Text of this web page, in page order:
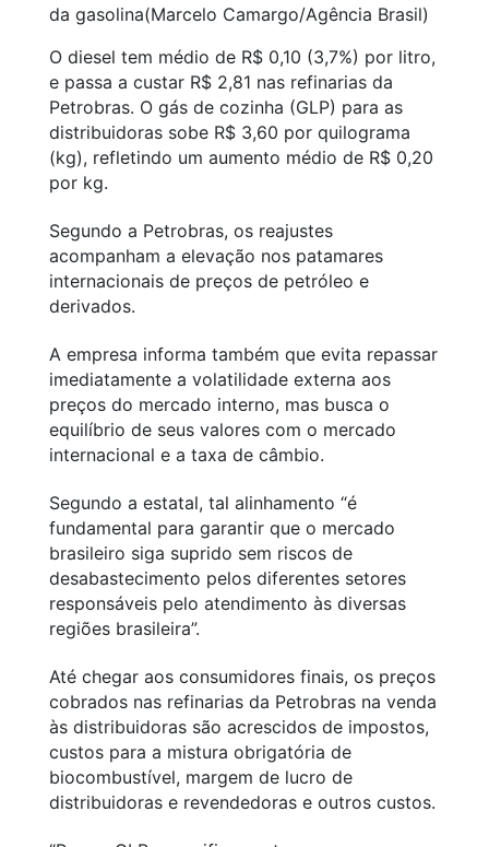
da gasolina(Marcelo Camargo/Agência Brasil)
O diesel tem médio de R$ 0,10 (3,7%) por litro,
e passa a custar R$ 2,81 nas refinarias da
Petrobras. O gás de cozinha (GLP) para as
distribuidoras sobe R$ 3,60 por quilograma
(kg), refletindo um aumento médio de R$ 0,20
por kg.
Segundo a Petrobras, os reajustes
acompanham a elevação nos patamares
internacionais de preços de petróleo e
derivados.
A empresa informa também que evita repassar
imediatamente a volatilidade externa aos
preços do mercado interno, mas busca o
equilíbrio de seus valores com o mercado
internacional e a taxa de câmbio.
Segundo a estatal, tal alinhamento “é
fundamental para garantir que o mercado
brasileiro siga suprido sem riscos de
desabastecimento pelos diferentes setores
responsáveis pelo atendimento às diversas
regiões brasileira”.
Até chegar aos consumidores finais, os preços
cobrados nas refinarias da Petrobras na venda
às distribuidoras são acrescidos de impostos,
custos para a mistura obrigatória de
biocombustível, margem de lucro de
distribuidoras e revendedoras e outros custos.